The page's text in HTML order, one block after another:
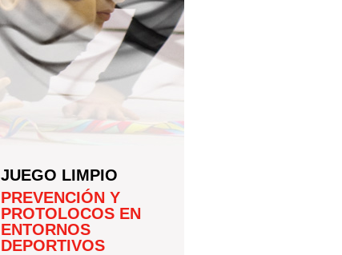
JUEGO LIMPIO
PREVENCIÓN Y
PROTOLOCOS EN
ENTORNOS
DEPORTIVOS